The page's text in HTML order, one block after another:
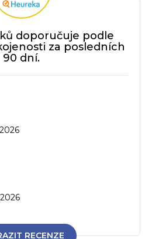
doporučuje podle
za posledních
90 dní.
5 z 5 hvězdiček.
5 z 5 hvězdiček.
RECENZE